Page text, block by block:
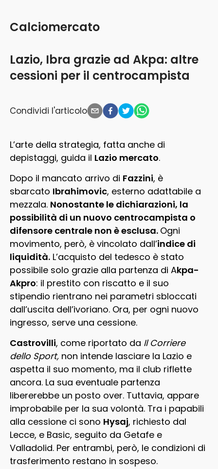
Lazio, Ibra grazie ad Akpa: altre
cessioni per il centrocampista
Calciomercato
Condividi l'articolo
L’arte della strategia, fatta anche di
depistaggi, guida il Lazio mercato.
Dopo il mancato arrivo di Fazzini, è
sbarcato Ibrahimovic, esterno adattabile a
mezzala. Nonostante le dichiarazioni, la
possibilità di un nuovo centrocampista o
difensore centrale non è esclusa. Ogni
movimento, però, è vincolato dall’indice di
liquidità. L’acquisto del tedesco è stato
possibile solo grazie alla partenza di Akpa-
Akpro: il prestito con riscatto e il suo
stipendio rientrano nei parametri sbloccati
dall’uscita dell’ivoriano. Ora, per ogni nuovo
ingresso, serve una cessione.
Castrovilli, come riportato da Il Corriere
dello Sport, non intende lasciare la Lazio e
aspetta il suo momento, ma il club riflette
ancora. La sua eventuale partenza
libererebbe un posto over. Tuttavia, appare
improbabile per la sua volontà. Tra i papabili
alla cessione ci sono Hysaj, richiesto dal
Lecce, e Basic, seguito da Getafe e
Valladolid. Per entrambi, però, le condizioni di
trasferimento restano in sospeso.